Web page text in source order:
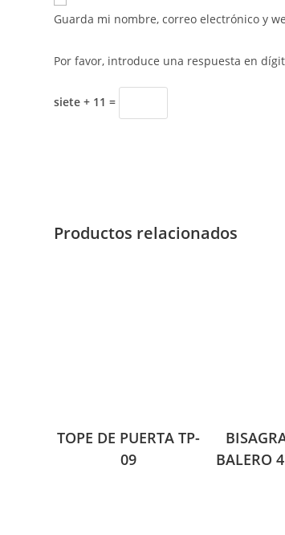
Guarda mi nombre, correo electrónico y
Por favor, introduce una respuesta en
siete + 11 =
Productos relacionados
TOPE DE PUERTA TP-
09
BALERO